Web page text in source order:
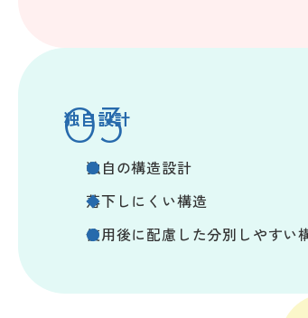
独自設計
独自の構造設計
落下しにくい構造
使用後に配慮した分別しやすい